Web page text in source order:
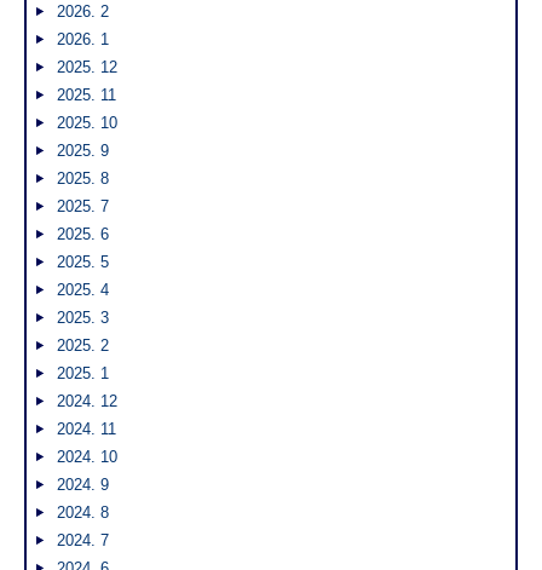
2026. 2
2026. 1
2025. 12
2025. 11
2025. 10
2025. 9
2025. 8
2025. 7
2025. 6
2025. 5
2025. 4
2025. 3
2025. 2
2025. 1
2024. 12
2024. 11
2024. 10
2024. 9
2024. 8
2024. 7